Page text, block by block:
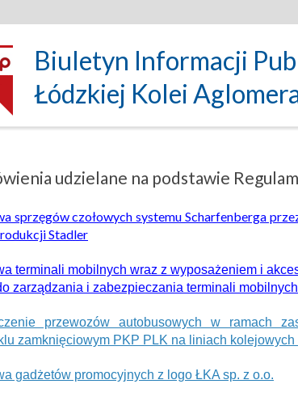
Biuletyn Informacji
Łódzkiej Kolei
udzielane na podstawie
sprzęgów czołowych systemu Scharfenberga
Stadler
terminali mobilnych wraz z wyposażeniem i
zarządzania i zabezpieczania terminali mobilnych
przewozów autobusowych w ramach
zamknięciowym PKP PLK na liniach kolejowych
gadżetów promocyjnych z logo ŁKA sp. z o.o.